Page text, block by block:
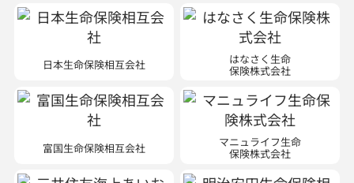
日本生命保険相互会社 はなさく生命
保険株式会社
富国生命保険相互会社 マニュライフ生命
保険株式会社